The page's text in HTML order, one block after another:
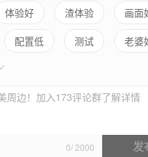
体验好 渣体验 画面
配置低 测试 老婆
佳
周边！加入173评论群了解详情
0/ 2000 发